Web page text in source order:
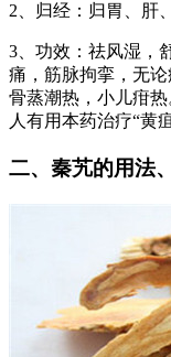
2、归经：归胃、肝
3、功效：祛风湿，
痛，筋脉拘挛，无
骨蒸潮热，小儿疳
人有用本药治疗“黄
二、秦艽的用法